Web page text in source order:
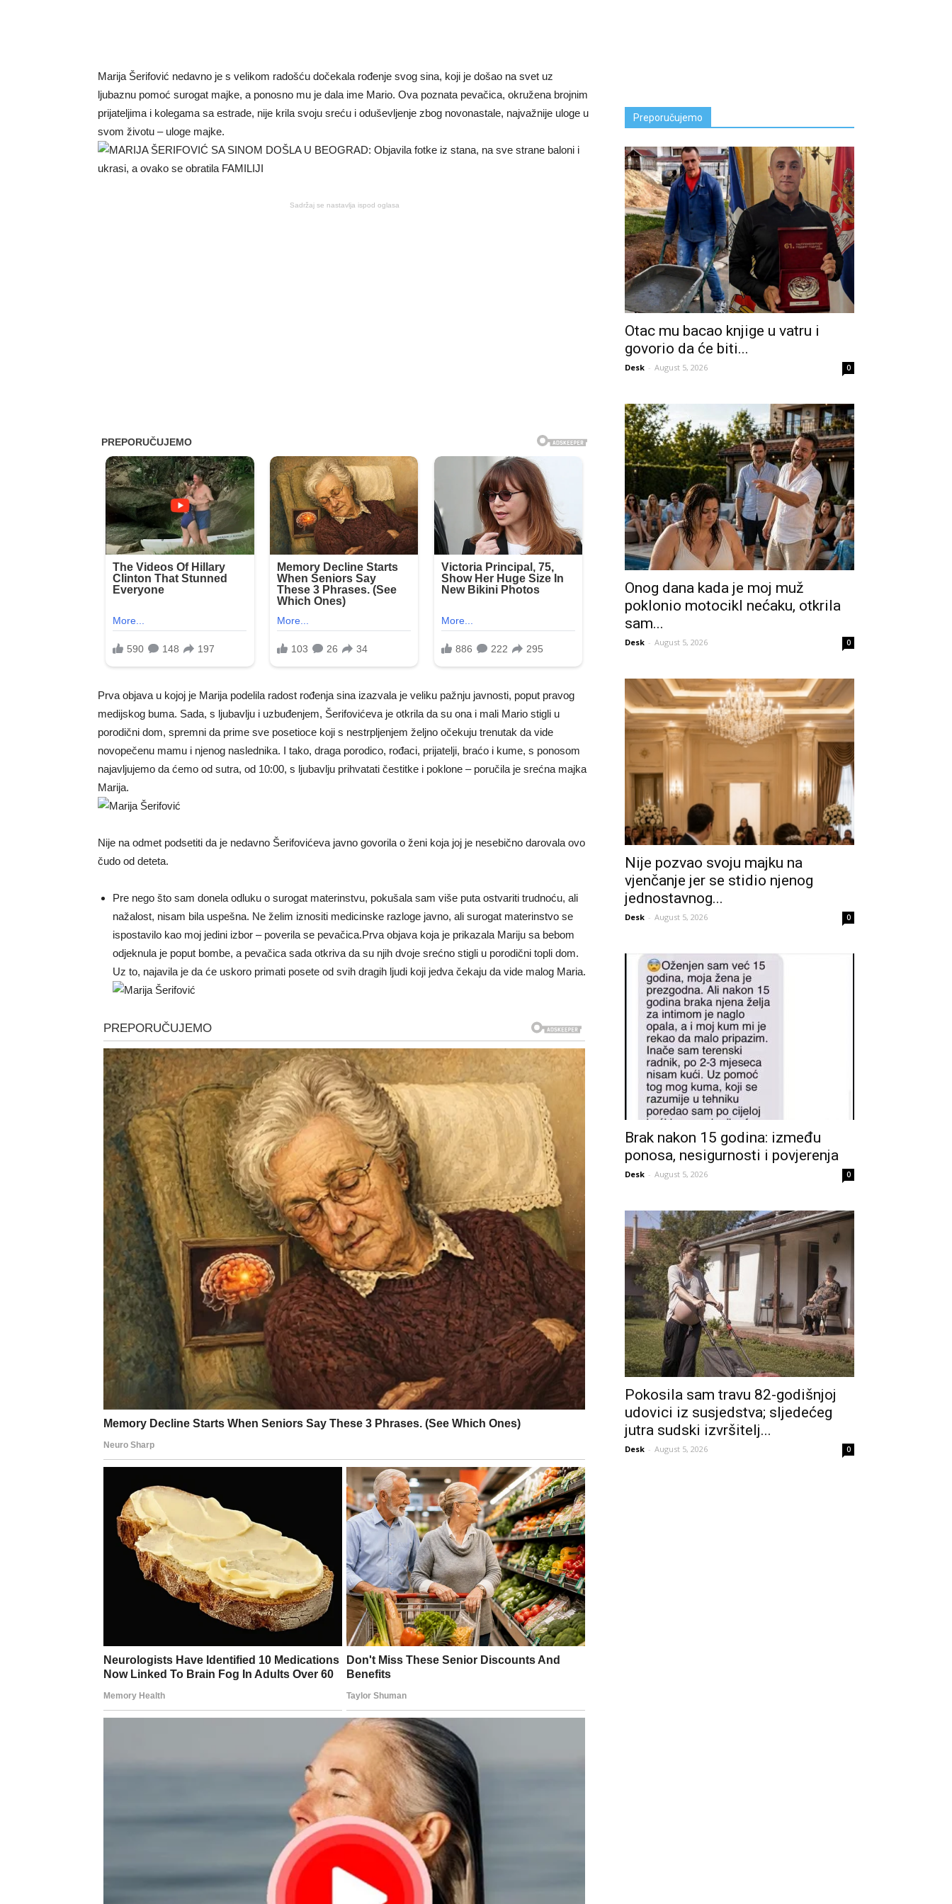
Marija Šerifović nedavno je s velikom radošću dočekala rođenje svog sina, koji je došao na svet uz
ljubaznu pomoć surogat majke, a ponosno mu je dala ime Mario. Ova poznata pevačica, okružena brojnim
prijateljima i kolegama sa estrade, nije krila svoju sreću i oduševljenje zbog novonastale, najvažnije uloge u
svom životu – uloge majke.
Sadržaj se nastavlja ispod oglasa
Prva objava u kojoj je Marija podelila radost rođenja sina izazvala je veliku pažnju javnosti, poput pravog
medijskog buma. Sada, s ljubavlju i uzbuđenjem, Šerifovićeva je otkrila da su ona i mali Mario stigli u
porodični dom, spremni da prime sve posetioce koji s nestrpljenjem željno očekuju trenutak da vide
novopečenu mamu i njenog naslednika. I tako, draga porodico, rođaci, prijatelji, braćo i kume, s ponosom
najavljujemo da ćemo od sutra, od 10:00, s ljubavlju prihvatati čestitke i poklone – poručila je srećna majka
Marija.
Nije na odmet podsetiti da je nedavno Šerifovićeva javno govorila o ženi koja joj je nesebično darovala ovo
čudo od deteta.
Pre nego što sam donela odluku o surogat materinstvu, pokušala sam više puta ostvariti trudnoću, ali
nažalost, nisam bila uspešna. Ne želim iznositi medicinske razloge javno, ali surogat materinstvo se
ispostavilo kao moj jedini izbor – poverila se pevačica.Prva objava koja je prikazala Mariju sa bebom
odjeknula je poput bombe, a pevačica sada otkriva da su njih dvoje srećno stigli u porodični topli dom.
Uz to, najavila je da će uskoro primati posete od svih dragih ljudi koji jedva čekaju da vide malog Maria.
Preporučujemo
Otac mu bacao knjige u vatru i
govorio da će biti...
Desk - August 5, 2026 0
Onog dana kada je moj muž
poklonio motocikl nećaku, otkrila
sam...
Desk - August 5, 2026 0
Nije pozvao svoju majku na
vjenčanje jer se stidio njenog
jednostavnog...
Desk - August 5, 2026 0
Brak nakon 15 godina: između
ponosa, nesigurnosti i povjerenja
Desk - August 5, 2026 0
Pokosila sam travu 82-godišnjoj
udovici iz susjedstva; sljedećeg
jutra sudski izvršitelj...
Desk - August 5, 2026 0